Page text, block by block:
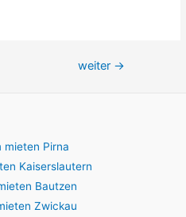
weiter →
mieten Pirna
Kaiserslautern
Bautzen
Zwickau